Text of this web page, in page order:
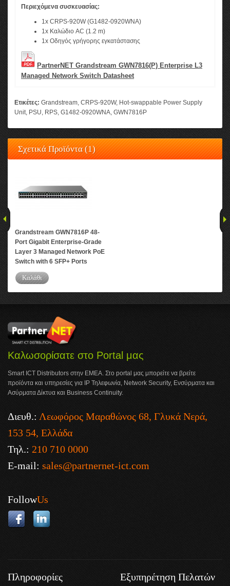
Περιεχόμενα συσκευασίας:
1x CRPS-920W (G1482-0920WNA)
1x Καλώδιο AC (1.2 m)
1x Οδηγός γρήγορης εγκατάστασης
PartnerNET Grandstream GWN7816(P) Enterprise L3
Managed Network Switch Datasheet
Ετικέτες: Grandstream, CRPS-920W, Hot-swappable Power Supply
Unit, PSU, RPS, G1482-0920WNA, GWN7816P
Σχετικά Προϊόντα (1)
Grandstream GWN7816P 48-
Port Gigabit Enterprise-Grade
Layer 3 Managed Network PoE
Switch with 6 SFP+ Ports
Καλάθι
Καλωσορίσατε στο Portal μας
Smart ICT Distributors στην ΕΜΕΑ. Στο portal μας μπορείτε να βρείτε
προϊόντα και υπηρεσίες για IP Τηλεφωνία, Network Security, Ενσύρματα και
Ασύρματα Δίκτυα και Business Continuity.
Διευθ.: Λεωφόρος Μαραθώνος 68, Γλυκά Νερά,
153 54, Ελλάδα
Τηλ.: 210 710 0000
E-mail: sales@partnernet-ict.com
FollowUs
Πληροφορίες Εξυπηρέτηση Πελατών